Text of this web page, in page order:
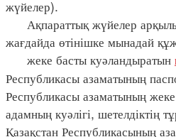
жүйелер).
Ақпараттық жүйелер
жағдайда өтінішке мынадай
жеке басты куәландыратын
Республикасы азаматының
Республикасы азаматының
адамның куәлігі, шетелдіктің
Қазақстан Республикасының